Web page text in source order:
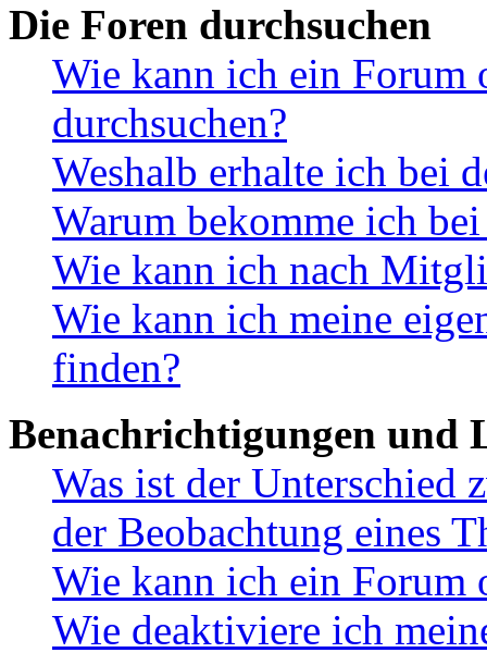
Die Foren durchsuchen
Wie kann ich ein Forum
durchsuchen?
Weshalb erhalte ich bei
Warum bekomme ich
Wie kann ich nach
Wie kann ich meine
finden?
Benachrichtigungen und
Was ist der Unterschied
der Beobachtung eines
Wie kann ich ein Forum
Wie deaktiviere ich